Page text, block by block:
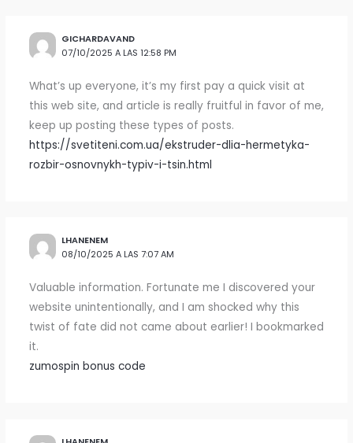
GICHARDAVAND
07/10/2025 A LAS 12:58 PM
What’s up everyone, it’s my first pay a quick visit at
this web site, and article is really fruitful in favor of me,
keep up posting these types of posts.
https://svetiteni.com.ua/ekstruder-dlia-hermetyka-
rozbir-osnovnykh-typiv-i-tsin.html
LHANENEM
08/10/2025 A LAS 7:07 AM
Valuable information. Fortunate me I discovered your
website unintentionally, and I am shocked why this
twist of fate did not came about earlier! I bookmarked
it.
zumospin bonus code